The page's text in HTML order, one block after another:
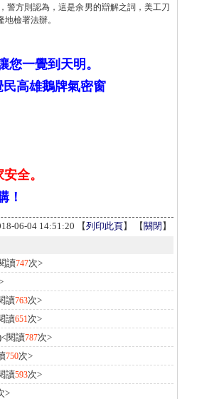
警方則認為，這是余男的辯解之詞，美工刀
檢署法辦。
一覺到天明。
民高雄鵝牌氣密窗
全。
！
06-04 14:51:20 【列印此頁】 【 關閉 】
讀747次>
讀763次>
讀651次>
閱讀787次>
750次>
讀593次>
>